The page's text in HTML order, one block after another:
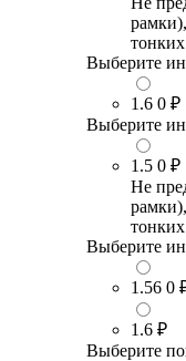
Выберите
1.6 0 ₽
Выберите
1.5 0 ₽
Не
Выберите
1.56 0
1.6 ₽
Выберите